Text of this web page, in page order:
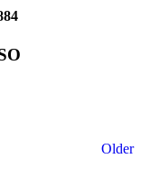
Older